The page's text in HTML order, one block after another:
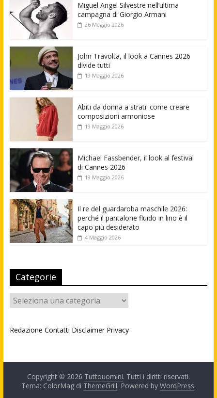
Miguel Angel Silvestre nell’ultima
campagna di Giorgio Armani
26 Maggio 2026
John Travolta, il look a Cannes 2026
divide tutti
19 Maggio 2026
Abiti da donna a strati: come creare
composizioni armoniose
19 Maggio 2026
Michael Fassbender, il look al festival
di Cannes 2026
19 Maggio 2026
Il re del guardaroba maschile 2026:
perché il pantalone fluido in lino è il
capo più desiderato
4 Maggio 2026
Categorie
Categorie
Redazione Contatti Disclaimer Privacy
Copyright © 2026 Tuttouomini. Tutti i diritti riservati.
Tema: ColorMag di ThemeGrill. Powered by WordPress.